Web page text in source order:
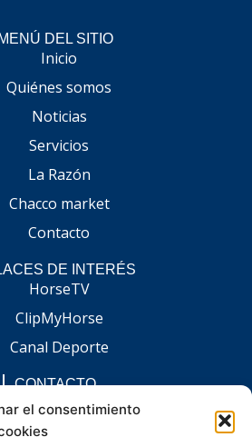
el consentimiento
MENÚ DEL SITIO
Inicio
Quiénes somos
Noticias
Servicios
La Razón
Chacco market
Contacto
DE INTERÉS
HorseTV
ClipMyHorse
Canal Deporte
CONTACTO
en todo el ámbito nacional